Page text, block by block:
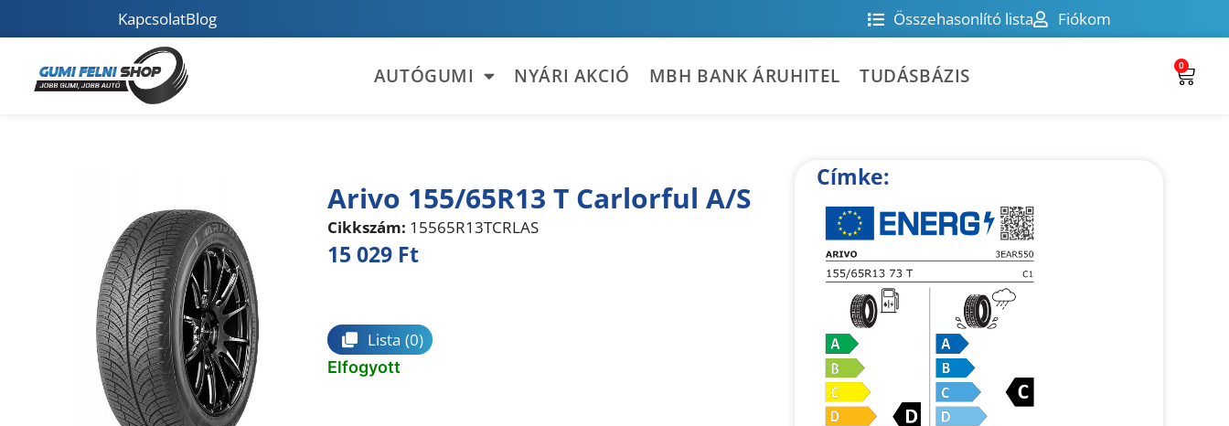
KapcsolatBlog Összehasonlító lista Fiókom
AUTÓGUMI NYÁRI AKCIÓ MBH BANK ÁRUHITEL TUDÁSBÁZIS 0
Arivo 155/65R13 T Carlorful A/S
Cikkszám: 15565R13TCRLAS
15 029 Ft
Lista (0)
Elfogyott
Címke: